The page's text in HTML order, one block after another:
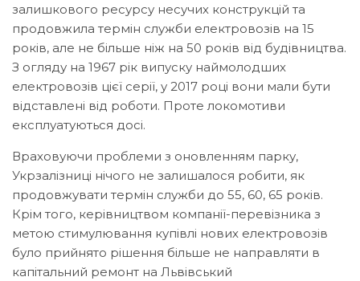
залишкового ресурсу несучих конструкцій та
продовжила термін служби електровозів на 15
років, але не більше ніж на 50 років від будівництва.
З огляду на 1967 рік випуску наймолодших
електровозів цієї серії, у 2017 році вони мали бути
відставлені від роботи. Проте локомотиви
експлуатуються досі.
Враховуючи проблеми з оновленням парку,
Укрзалізниці нічого не залишалося робити, як
продовжувати термін служби до 55, 60, 65 років.
Крім того, керівництвом компанії-перевізника з
метою стимулювання купівлі нових електровозів
було прийнято рішення більше не направляти в
капітальний ремонт на Львівський